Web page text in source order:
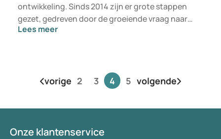
ontwikkeling. Sinds 2014 zijn er grote stappen
gezet, gedreven door de groeiende vraag naar
effectieve behandelingen. Het doel van deze
Het Deense Novo Nordisk doet onderzoek onder
onderzoeksfase 3 van 4. Wat maakt CagriSema
Lees meer
vorige 2 3 4 5 volgende
Onze klantenservice